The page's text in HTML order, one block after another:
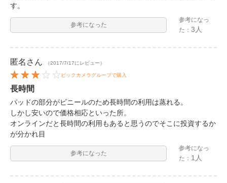
す。
参考になった
参考になっ
た：3人
匿名 さん （2017/7/17にレビュー）
ビックカメラグループで購入
長時間
パッドの部分がビニールのため長時間の利用は蒸れる。
しかし安いので価格相応といった所。
オンラインだと長時間の利用もあると思うのでそこに投資するか
が分かれ目
参考になった
参考になっ
た： 1人